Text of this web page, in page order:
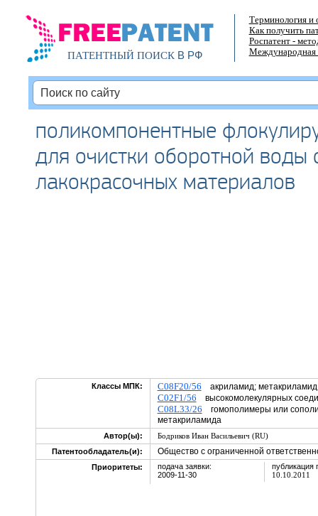
ПАТЕНТНЫЙ ПОИСКВ РФ
Терминология и
Как получить
Роспатент -
Международная
поликомпонентные
для очистки оборотной воды
лакокрасочных материалов
Классы МПК: C08F20/56 акриламид; метакриламид
C02F1/56 высокомолекулярных
C08L33/26 гомополимеры или
метакриламида
Автор(ы):
Бодриков Иван Васильевич (RU)
Патентообладатель(и):
Общество с ограниченной
Приоритеты:
подача заявки:
2009-11-30
публикация
10.10.2011